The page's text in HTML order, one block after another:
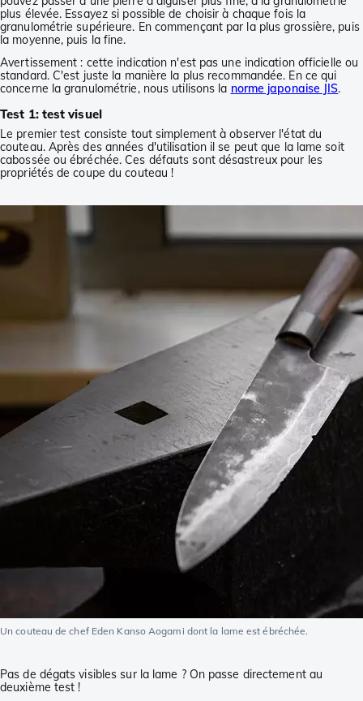
plus élevée. Essayez si possible de choisir à chaque fois la
granulométrie supérieure. En commençant par la plus grossière, puis
la moyenne, puis la fine.
Avertissement : cette indication n'est pas une indication officielle ou
standard. C'est juste la manière la plus recommandée. En ce qui
concerne la granulométrie, nous utilisons la norme japonaise JIS.
Test 1: test visuel
Le premier test consiste tout simplement à observer l'état du
couteau. Après des années d'utilisation il se peut que la lame soit
cabossée ou ébréchée. Ces défauts sont désastreux pour les
propriétés de coupe du couteau !
Un couteau de chef Eden Kanso Aogami dont la lame est ébréchée.
Pas de dégats visibles sur la lame ? On passe directement au
deuxième test !